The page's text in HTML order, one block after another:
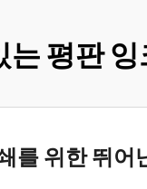
는 평판
를 위한 뛰어